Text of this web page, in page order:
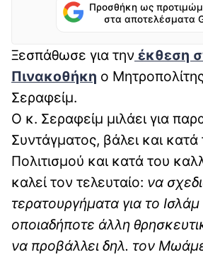
Προσθήκη ως
στα αποτελέσματα
Ξεσπάθωσε για την έκθεση
Πινακοθήκη ο
Σεραφείμ.
Ο κ. Σεραφείμ μιλάει για
Συντάγματος, βάλει και
Πολιτισμού και κατά του
καλεί τον τελευταίο: να
τερατουργήματα για το Ισλάμ
οποιαδήποτε άλλη
να προβάλλει δηλ. τον